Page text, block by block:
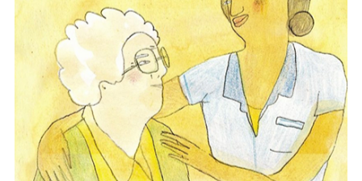
Créée en 2012, l’association mobilise auxiliaires de vie,
psychologues… pour permettre aux personnes en grande
dépendance de rester chez elles le plus longtemps possible.
Elle propose aux rescapés des heures gratuites, sur fonds
Claims Conference, de maintien à domicile, en complément
d’une prise en charge publique.
Adiam Solidarité
42 rue le Peletier, Paris 9e
Tél : 06 64 18 34 73 / 01 42 80 34 73
Email : shoah@adiam.net